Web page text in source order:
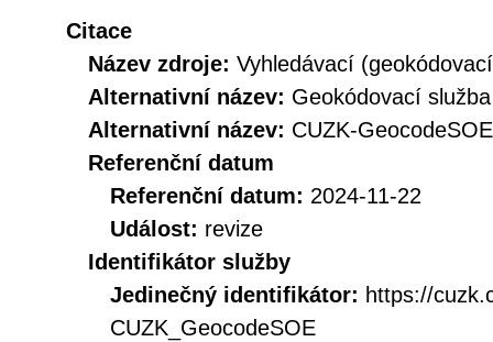
Citace
Název zdroje: Vyhledávací
Alternativní název: Geokódovací
Alternativní název: CUZK-GeocodeSOE
Referenční datum
Referenční datum: 2024-11-22
Událost: revize
Identifikátor služby
Jedinečný identifikátor: https://
CUZK_GeocodeSOE